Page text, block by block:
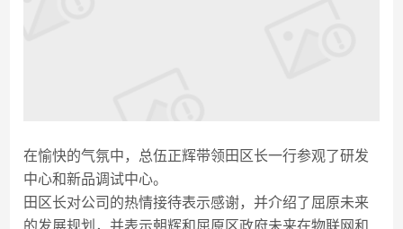
在愉快的气氛中，总伍正辉带领田区长一行参观了研发
中心和新品调试中心。
田区长对公司的热情接待表示感谢，并介绍了屈原未来
的发展规划，并表示朝辉和屈原区政府未来在物联网和